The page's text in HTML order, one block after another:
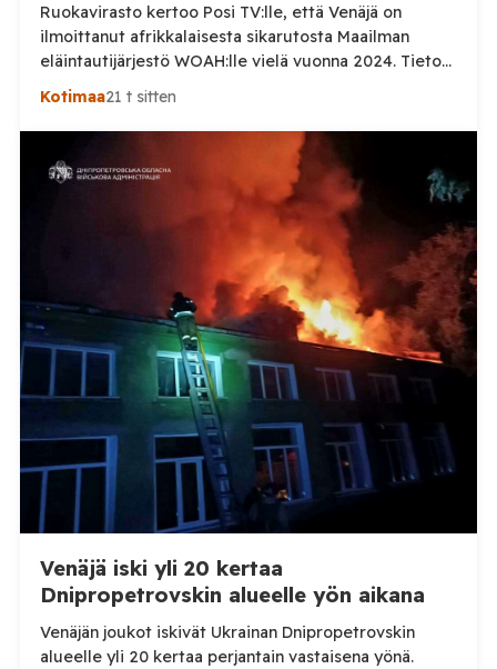
Ruokavirasto kertoo Posi TV:lle, että Venäjä on
ilmoittanut afrikkalaisesta sikarutosta Maailman
eläintautijärjestö WOAH:lle vielä vuonna 2024. Tieto
haastaa kokoomuksen kansanedustaja Timo Heinosen
sikaruttoilmoituksista. Suomi on puolestaan
ilmoittanut tuoreesta Virolahden tapauksesta sekä
WOAH:n kautta että suoraan Venäjän
eläinlääkintäviranomaisille. Ruokavirasto kertoi Posi
TV:lle tarkempia tietoja Suomen ensimmäisestä
afrikkalaisen sikaruton tapauksesta sekä
eläintautitietojen vaihdosta […]
Kotimaa21 t sitten
Venäjä iski yli 20 kertaa
Dnipropetrovskin alueelle yön aikana
Venäjän joukot iskivät Ukrainan Dnipropetrovskin
alueelle yli 20 kertaa perjantain vastaisena yönä.